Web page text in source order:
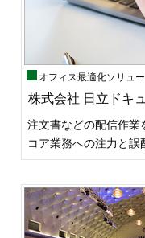
オフィス最適化ソリュ
株式会社 日立ドキ
注文書などの配信作業
コア業務への注力と